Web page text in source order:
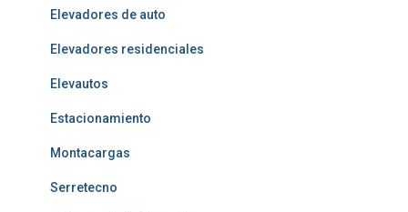
Elevadores de auto
Elevadores residenciales
Elevautos
Estacionamiento
Montacargas
Serretecno